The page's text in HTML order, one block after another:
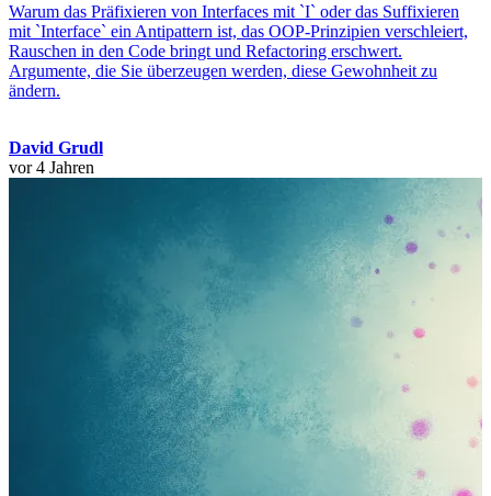
Warum das Präfixieren von Interfaces mit `I` oder das Suffixieren
mit `Interface` ein Antipattern ist, das OOP-Prinzipien verschleiert,
Rauschen in den Code bringt und Refactoring erschwert.
Argumente, die Sie überzeugen werden, diese Gewohnheit zu
ändern.
David Grudl
vor 4 Jahren